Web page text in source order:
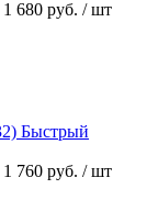
1 680 руб. / шт
Быстрый
1 760 руб. / шт